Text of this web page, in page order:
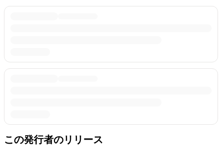
この発行者のリリース